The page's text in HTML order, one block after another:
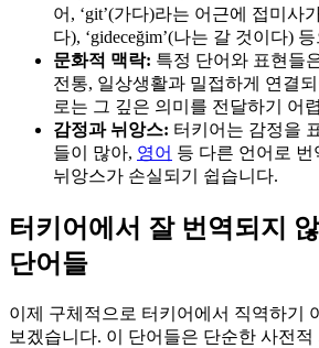
어, ‘git’(가다)라는 어근에 접미사
다), ‘gideceğim’(나는 갈 것이다)
문화적 맥락: 특정 단어와 표현들
전통, 일상생활과 밀접하게 연결
로는 그 깊은 의미를 전달하기 어
감정과 뉘앙스: 터키어는 감정을
들이 많아, 영어 등 다른 언어로
뉘앙스가 손실되기 쉽습니다.
터키어에서 잘 번역되지
단어들
이제 구체적으로 터키어에서 직역하기
보겠습니다. 이 단어들은 단순한 사전